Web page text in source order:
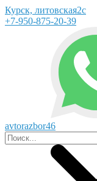
Курск, литовская2с
+7-950-875-20-39
avtorazbor46